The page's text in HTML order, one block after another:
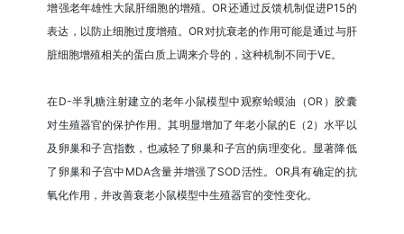
增强老年雄性大鼠肝细胞的增殖。OR还通过反馈机制促进P15的
表达，以防止细胞过度增殖。OR对抗衰老的作用可能是通过与肝
脏细胞增殖相关的蛋白质上调来介导的，这种机制不同于VE。
在D-半乳糖注射建立的老年小鼠模型中观察蛤蟆油（OR）胶囊
对生殖器官的保护作用。其明显增加了年老小鼠的E（2）水平以
及卵巢和子宫指数，也减轻了卵巢和子宫的病理变化。显著降低
了卵巢和子宫中MDA含量并增强了SOD活性。OR具有确定的抗
氧化作用，并改善衰老小鼠模型中生殖器官的变性变化。